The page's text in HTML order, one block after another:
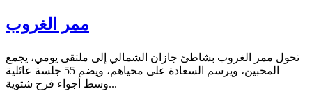
ممر الغروب
تحول ممر الغروب بشاطئ جازان الشمالي إلى ملتقى يومي، يجمع
المحبين، ويرسم السعادة على محياهم، ويضم 55 جلسة عائلية
وسط أجواء فرح شتوية...